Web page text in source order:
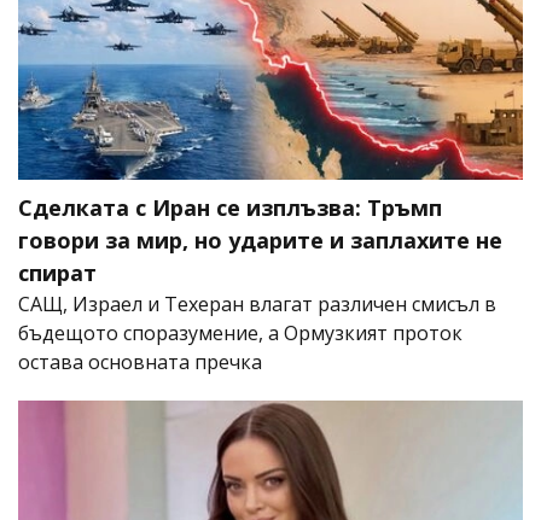
Сделката с Иран се изплъзва: Тръмп
говори за мир, но ударите и заплахите не
спират
САЩ, Израел и Техеран влагат различен смисъл в
бъдещото споразумение, а Ормузкият проток
остава основната пречка